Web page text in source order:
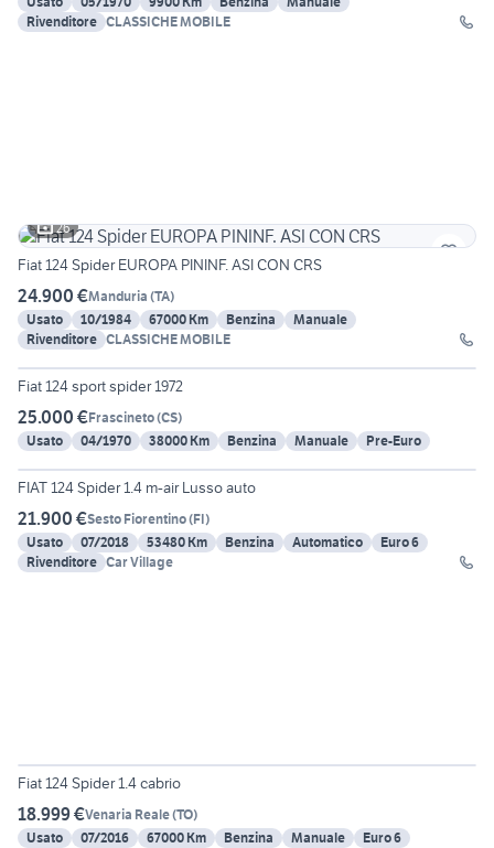
Rivenditore CLASSICHE MOBILE
26
Fiat 124 Spider EUROPA PININF. ASI CON CRS
24.900 €Manduria (TA)
Usato
10/1984 67000 Km Benzina
Manuale
Rivenditore CLASSICHE MOBILE
6
Fiat 124 sport spider 1972
25.000 €Frascineto(CS)
Usato
04/1970 38000 Km Benzina Manuale Pre-Euro
18
FIAT 124 Spider 1.4 m-air Lusso auto
21.900 €Sesto Fiorentino(FI)
Usato
07/2018 53480 Km Benzina Automatico
Euro 6
Rivenditore Car Village
Fiat 124 Spider 1.4 cabrio
18.999 €Venaria Reale(TO)
Usato
07/2016 67000 Km Benzina Manuale
Euro 6